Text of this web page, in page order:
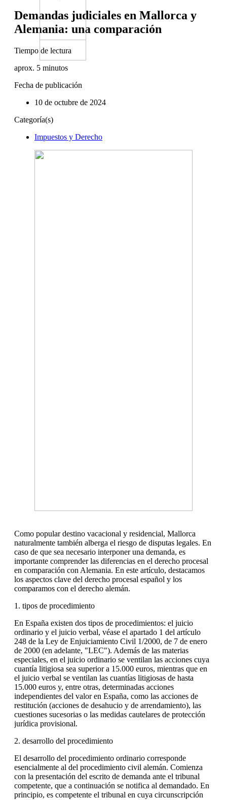
Demandas judiciales en Mallorca y
Alemania: una comparación
Tiempo de lectura
aprox. 5 minutos
Fecha de publicación
10 de octubre de 2024
Categoría(s)
Impuestos y Derecho
Como popular destino vacacional y residencial, Mallorca
naturalmente también alberga el riesgo de disputas legales. En
caso de que sea necesario interponer una demanda, es
importante comprender las diferencias en el derecho procesal
en comparación con Alemania. En este artículo, destacamos
los aspectos clave del derecho procesal español y los
comparamos con el derecho alemán.
1. tipos de procedimiento
En España existen dos tipos de procedimientos: el juicio
ordinario y el juicio verbal, véase el apartado 1 del artículo
248 de la Ley de Enjuiciamiento Civil 1/2000, de 7 de enero
de 2000 (en adelante, "LEC"). Además de las materias
especiales, en el juicio ordinario se ventilan las acciones cuya
cuantía litigiosa sea superior a 15.000 euros, mientras que en
el juicio verbal se ventilan las cuantías litigiosas de hasta
15.000 euros y, entre otras, determinadas acciones
independientes del valor en España, como las acciones de
restitución (acciones de desahucio y de arrendamiento), las
cuestiones sucesorias o las medidas cautelares de protección
jurídica provisional.
2. desarrollo del procedimiento
El desarrollo del procedimiento ordinario corresponde
esencialmente al del procedimiento civil alemán. Comienza
con la presentación del escrito de demanda ante el tribunal
competente, que a continuación se notifica al demandado. En
principio, es competente el tribunal en cuya circunscripción